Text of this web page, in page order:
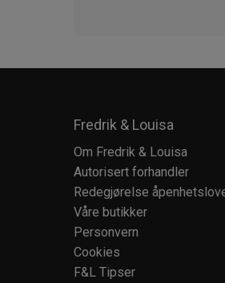
Fredrik & Louisa
Om Fredrik & Louisa
Autorisert forhandler
Redegjørelse
Våre butikker
Personvern
Cookies
F&L Tipser